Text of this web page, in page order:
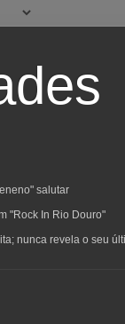
salutar
"Rock In Rio Douro"
nunca revela o seu